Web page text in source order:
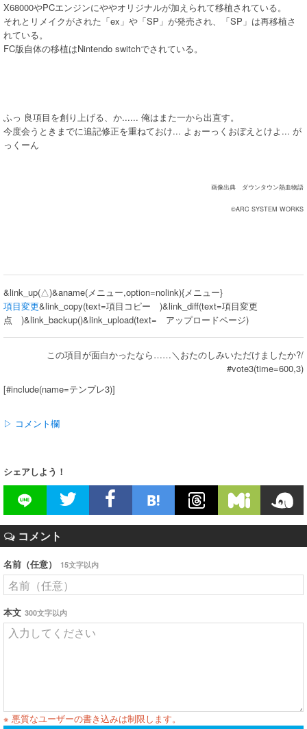
X68000やPCエンジンにややオリジナルが加えられて移植されている。
それとリメイクがされた「ex」や「SP」が発売され、「SP」は再移植さ
れている。
FC版自体の移植はNintendo switchでされている。
ふっ 良項目を創り上げる、か...... 俺はまた一から出直す。
今度会うときまでに追記修正を重ねておけ... よぉーっくおぼえとけよ... が
っくーん
画像出典 ダウンタウン熱血物語
©ARC SYSTEM WORKS
&link_up(△)&aname(メニュー,option=nolink){メニュー}
項目変更&link_copy(text=項目コピー )&link_diff(text=項目変更
点 )&link_backup()&link_upload(text= アップロードページ)
この項目が面白かったなら……＼おたのしみいただけましたか?/
#vote3(time=600,3)
[#include(name=テンプレ3)]
▷ コメント欄
シェアしよう！
コメント
名前（任意） 15文字以内
本文 300文字以内
※ 悪質なユーザーの書き込みは制限します。